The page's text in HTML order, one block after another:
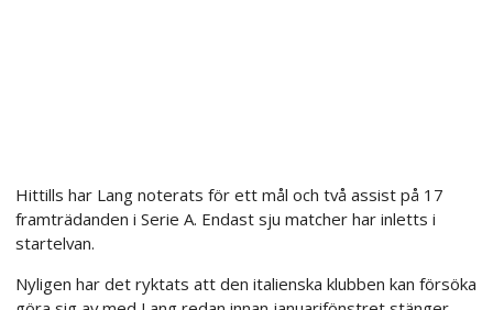
Hittills har Lang noterats för ett mål och två assist på 17
framträdanden i Serie A. Endast sju matcher har inletts i
startelvan.
Nyligen har det ryktats att den italienska klubben kan försöka